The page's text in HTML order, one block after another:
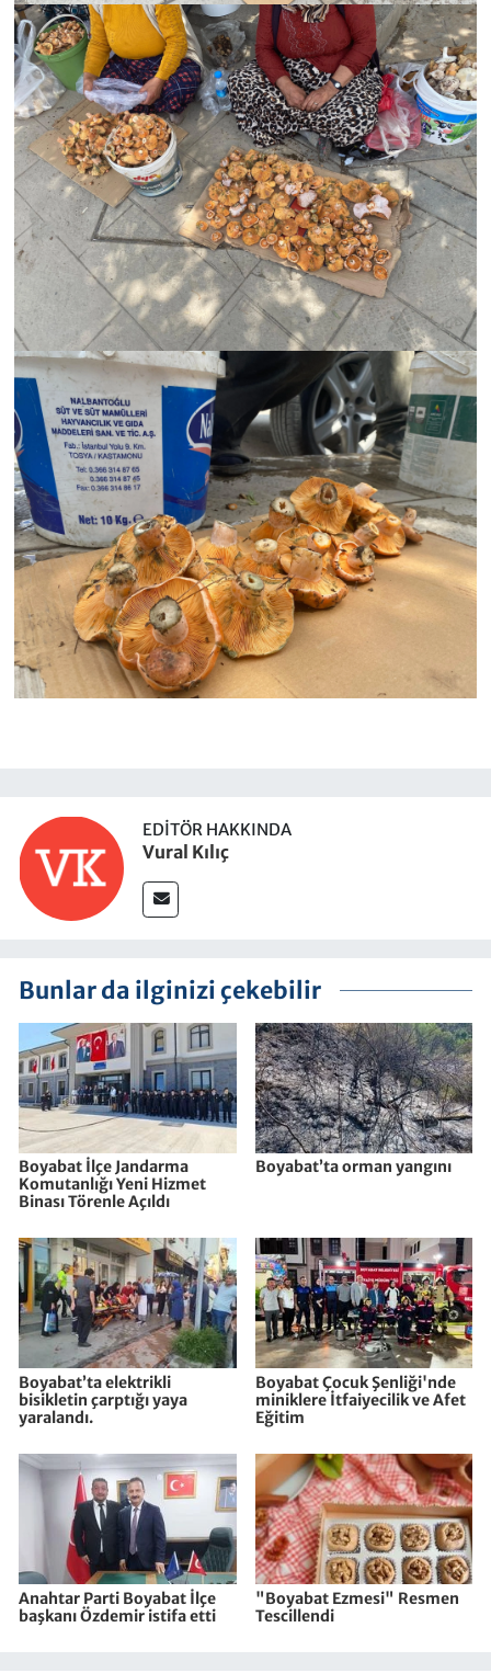
EDITÖR HAKKINDA
Vural Kılıç
Bunlar da ilginizi çekebilir
Boyabat İlçe Jandarma
Komutanlığı Yeni Hizmet
Binası Törenle Açıldı
Boyabat’ta orman yangını
Boyabat’ta elektrikli
bisikletin çarptığı yaya
yaralandı.
Boyabat Çocuk Şenliği'nde
miniklere İtfaiyecilik ve Afet
Eğitim
Anahtar Parti Boyabat İlçe
başkanı Özdemir istifa etti
"Boyabat Ezmesi" Resmen
Tescillendi